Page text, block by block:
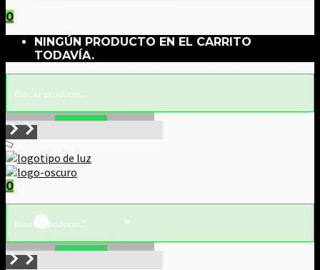
0
NINGÚN PRODUCTO EN EL CARRITO
TODAVÍA.
0